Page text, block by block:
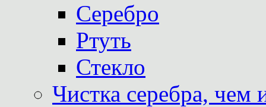
Серебро
Ртуть
Стекло
Чистка серебра, чем